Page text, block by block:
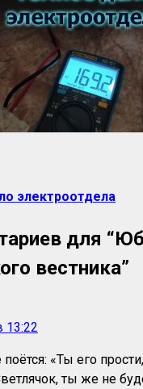
электроотдела
для “
вестника”
13:22
«Ты его
ты же не